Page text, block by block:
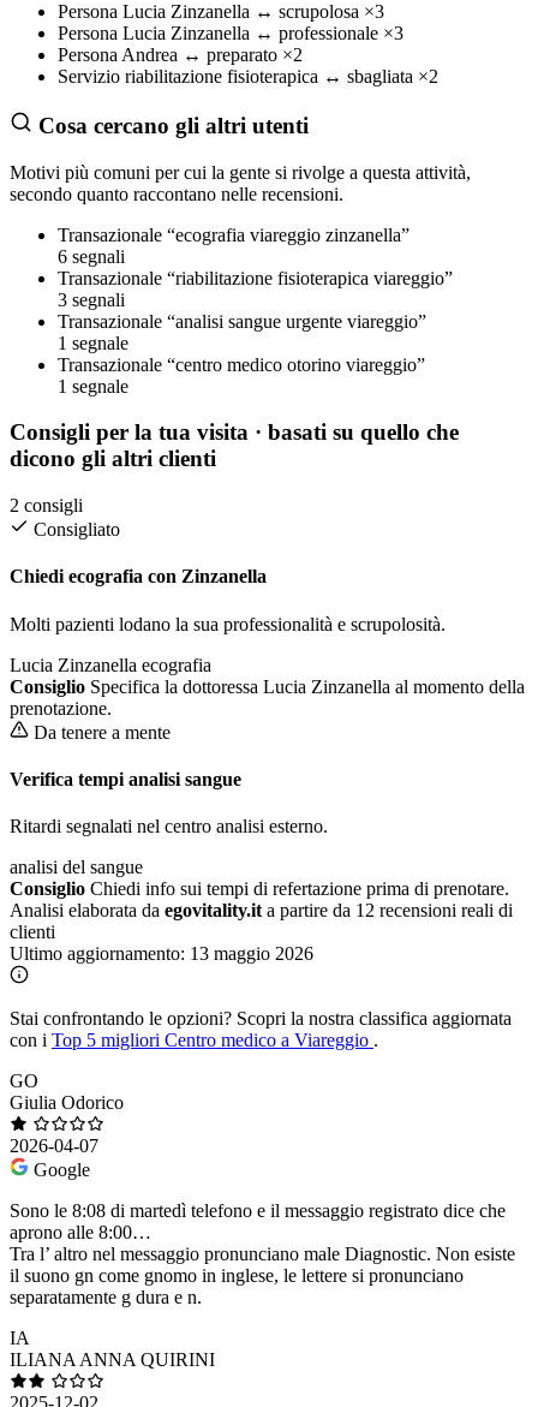
Persona Lucia Zinzanella ↔ scrupolosa ×3
Persona Lucia Zinzanella ↔ professionale ×3
PersonaAndrea ↔ preparato ×2
Servizio riabilitazione fisioterapica ↔ sbagliata ×2
Cosa cercano gli altri utenti
Motivi più comuni per cui la gente si rivolge a questa attività,
secondo quanto raccontano nelle recensioni.
Transazionale “ecografia viareggio zinzanella”
6 segnali
Transazionale “riabilitazione fisioterapica viareggio”
3 segnali
Transazionale “analisi sangue urgente viareggio”
1 segnale
Transazionale “centro medico otorino viareggio”
1 segnale
Consigli per la tua visita · basati su quello che
dicono gli altri clienti
2 consigli
Consigliato
Chiedi ecografia con Zinzanella
Molti pazienti lodano la sua professionalità e scrupolosità.
Lucia Zinzanella ecografia
Consiglio Specifica la dottoressa Lucia Zinzanella al momento della
prenotazione.
Da tenere a mente
Verifica tempi analisi sangue
Ritardi segnalati nel centro analisi esterno.
analisi del sangue
Consiglio Chiedi info sui tempi di refertazione prima di prenotare.
Analisi elaborata da egovitality.it a partire da 12 recensioni reali di
clienti
Ultimo aggiornamento: 13 maggio 2026
Stai confrontando le opzioni? Scopri la nostra classifica aggiornata
con i Top 5 migliori Centro medico a Viareggio .
GO
Giulia Odorico
2026-04-07
Google
Sono le 8:08 di martedì telefono e il messaggio registrato dice che
aprono alle 8:00…
Tra l’ altro nel messaggio pronunciano male Diagnostic. Non esiste
il suono gn come gnomo in inglese, le lettere si pronunciano
separatamente g dura e n.
IA
ILIANA ANNA QUIRINI
2025-12-02